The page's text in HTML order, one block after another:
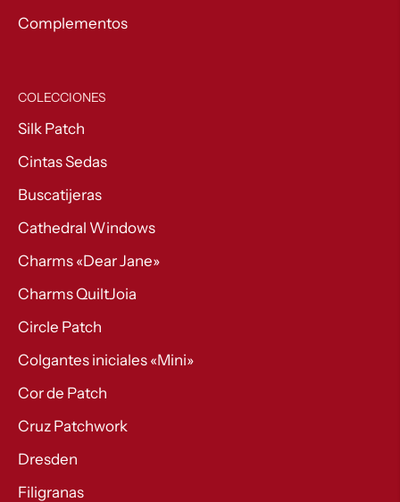
Complementos
COLECCIONES
Silk Patch
Cintas Sedas
Buscatijeras
Cathedral Windows
Charms «Dear Jane»
Charms QuiltJoia
Circle Patch
Colgantes iniciales «Mini»
Cor de Patch
Cruz Patchwork
Dresden
Filigranas